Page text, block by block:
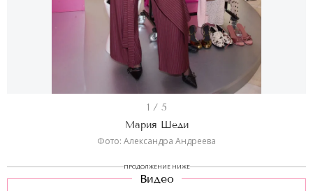
1
1 / 5
Мария Шеди
Фото: Александра Андреева
ПРОДОЛЖЕНИЕ НИЖЕ
Видео